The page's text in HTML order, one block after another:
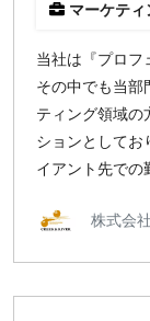
マーケティ
当社は『プロフ
その中でも当部
ティング領域の
ションとしてお
イアント先での
株式会